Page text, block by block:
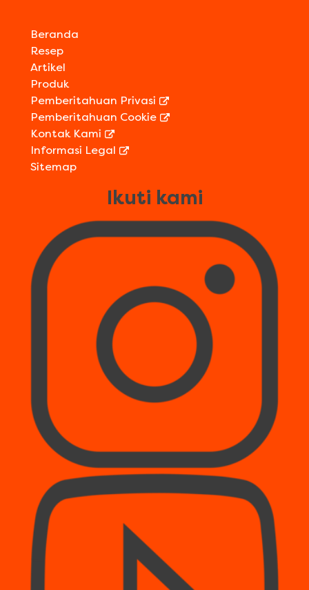
Beranda
Resep
Artikel
Produk
Pemberitahuan Privasi
Pemberitahuan Cookie
Kontak Kami
Informasi Legal
Sitemap
Ikuti kami